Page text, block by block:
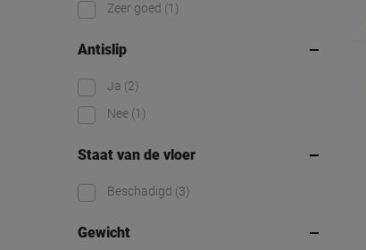
Zeer goed (1)
Antislip
Ja (2)
Nee (1)
Staat van de vloer
Beschadigd (3)
Gewicht